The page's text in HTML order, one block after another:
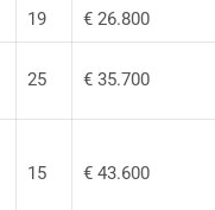
19 € 26.800
25 € 35.700
15 € 43.600